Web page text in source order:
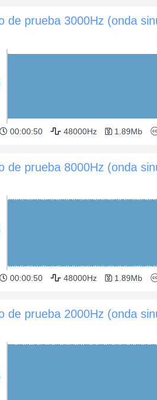
00:00:50 48000Hz 1.89Mb
00:00:50 48000Hz 1.89Mb